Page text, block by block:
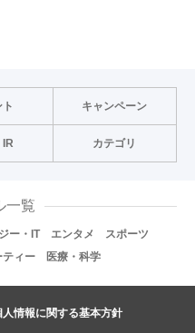
キャンペーン
IR カテゴリ
一覧
ー・IT エンタメ
スポーツ
ティー 医療・科学
人情報に関する基本方針